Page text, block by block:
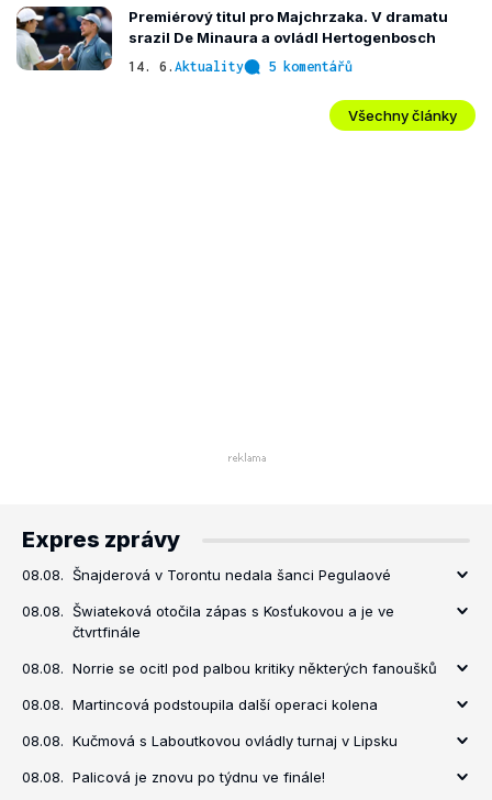
Premiérový titul pro Majchrzaka. V dramatu
srazil De Minaura a ovládl Hertogenbosch
14. 6. Aktuality 5 komentářů
Všechny články
Expres zprávy
08.08. Šnajderová v Torontu nedala šanci Pegulaové
08.08. Šwiateková otočila zápas s Kosťukovou a je ve
čtvrtfinále
08.08. Norrie se ocitl pod palbou kritiky některých fanoušků
08.08. Martincová podstoupila další operaci kolena
08.08. Kučmová s Laboutkovou ovládly turnaj v Lipsku
08.08. Palicová je znovu po týdnu ve finále!